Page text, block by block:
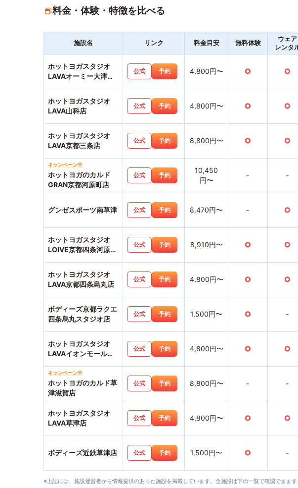
料金・体験・特徴を比べる
施設名 リンク 料金目安 無料体験
ウェア
レンタ
ホットヨガスタジオ
LAVAオーミー大津テ
公式 予約 4,800円〜 ○ ○
ホットヨガスタジオ
LAVA山科店
公式 予約 4,800円〜 ○ ○
ホットヨガスタジオ
LAVA京都三条店
公式 予約 8,800円〜 ○ ○
キャンペーン中
ホットヨガのカルド
GRAN京都河原町店
公式 予約
10,450
円〜
- -
グンゼスポーツ南草津 公式 予約 8,470円〜 - ○
ホットヨガスタジオ
LOIVE京都四条河原町
公式 予約 8,910円〜 ○ ○
ホットヨガスタジオ
LAVA京都四条烏丸店
公式 予約 4,800円〜 ○ ○
ボディーズ京都ラクエ
四条烏丸スタジオ店
公式 予約 1,500円〜 ○ -
ホットヨガスタジオ
LAVAイオンモール北
公式 予約 4,800円〜 ○ ○
キャンペーン中
ホットヨガのカルド草
津滋賀店
公式 予約 8,800円〜 - -
ホットヨガスタジオ
LAVA草津店
公式 予約 4,800円〜 ○ ○
ボディーズ近鉄草津店 公式 予約 1,500円〜 ○ -
※上記には、施設運営者から情報提供のあった施設を掲載しています。全施設は下の一覧で確認できます